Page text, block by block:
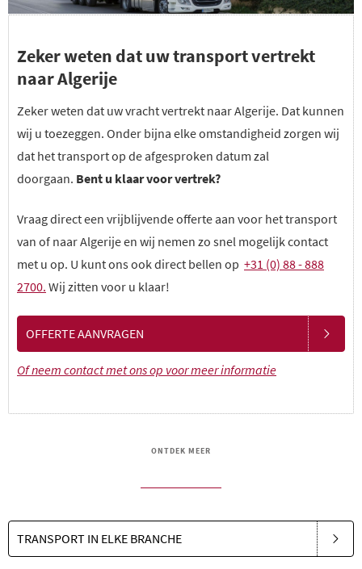
Zeker weten dat uw transport vertrekt
naar Algerije
Zeker weten dat uw vracht vertrekt naar Algerije. Dat kunnen
wij u toezeggen. Onder bijna elke omstandigheid zorgen wij
dat het transport op de afgesproken datum zal
doorgaan. Bent u klaar voor vertrek?
Vraag direct een vrijblijvende offerte aan voor het transport
van of naar Algerije en wij nemen zo snel mogelijk contact
met u op. U kunt ons ook direct bellen op +31 (0) 88 - 888
2700. Wij zitten voor u klaar!
OFFERTE AANVRAGEN
Of neem contact met ons op voor meer informatie
ONTDEK MEER
TRANSPORT IN ELKE BRANCHE